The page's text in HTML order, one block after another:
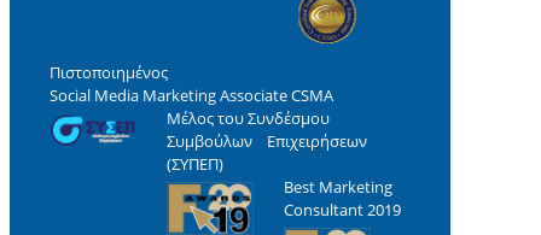
Πιστοποιημένος
Social Media Marketing Associate CSMA
Μέλος του Συνδέσμου
Συμβούλων Επιχειρήσεων
(ΣΥΠΕΠ)
Best Marketing
Consultant 2019